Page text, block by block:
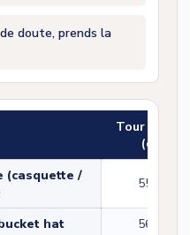
doute, prends la
Tour de
(cm)
(casquette /
55-60
hat 56-58